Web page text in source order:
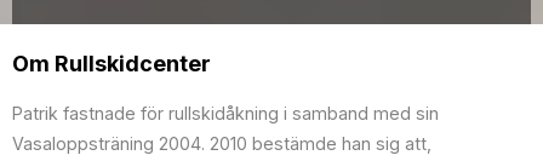
Om Rullskidcenter
Patrik fastnade för rullskidåkning i samband med sin
Vasaloppsträning 2004. 2010 bestämde han sig att,